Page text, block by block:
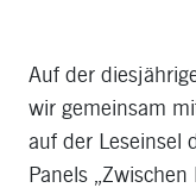
Auf der
wir gemeinsam
auf der Leseinsel
Panels